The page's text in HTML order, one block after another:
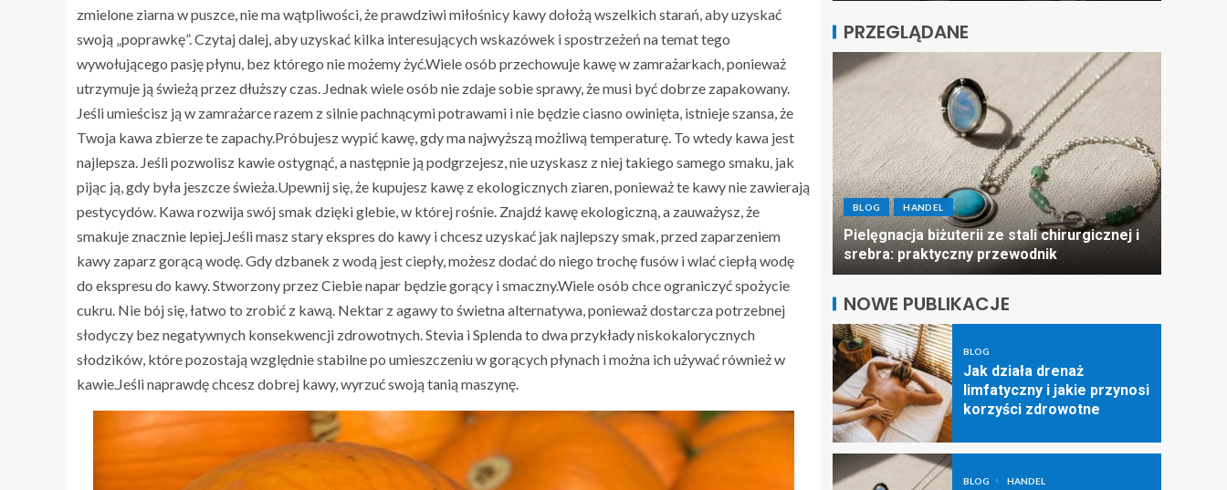
zmielone ziarna w puszce, nie ma wątpliwości, że prawdziwi miłośnicy kawy dołożą wszelkich starań, aby uzyskać
swoją „poprawkę”. Czytaj dalej, aby uzyskać kilka interesujących wskazówek i spostrzeżeń na temat tego
wywołującego pasję płynu, bez którego nie możemy żyć.Wiele osób przechowuje kawę w zamrażarkach, ponieważ
utrzymuje ją świeżą przez dłuższy czas. Jednak wiele osób nie zdaje sobie sprawy, że musi być dobrze zapakowany.
Jeśli umieścisz ją w zamrażarce razem z silnie pachnącymi potrawami i nie będzie ciasno owinięta, istnieje szansa, że ​​
Twoja kawa zbierze te zapachy.Próbujesz wypić kawę, gdy ma najwyższą możliwą temperaturę. To wtedy kawa jest
najlepsza. Jeśli pozwolisz kawie ostygnąć, a następnie ją podgrzejesz, nie uzyskasz z niej takiego samego smaku, jak
pijąc ją, gdy była jeszcze świeża.Upewnij się, że kupujesz kawę z ekologicznych ziaren, ponieważ te kawy nie zawierają
pestycydów. Kawa rozwija swój smak dzięki glebie, w której rośnie. Znajdź kawę ekologiczną, a zauważysz, że
smakuje znacznie lepiej.Jeśli masz stary ekspres do kawy i chcesz uzyskać jak najlepszy smak, przed zaparzeniem
kawy zaparz gorącą wodę. Gdy dzbanek z wodą jest ciepły, możesz dodać do niego trochę fusów i wlać ciepłą wodę
do ekspresu do kawy. Stworzony przez Ciebie napar będzie gorący i smaczny.Wiele osób chce ograniczyć spożycie
cukru. Nie bój się, łatwo to zrobić z kawą. Nektar z agawy to świetna alternatywa, ponieważ dostarcza potrzebnej
słodyczy bez negatywnych konsekwencji zdrowotnych. Stevia i Splenda to dwa przykłady niskokalorycznych
słodzików, które pozostają względnie stabilne po umieszczeniu w gorących płynach i można ich używać również w
kawie.Jeśli naprawdę chcesz dobrej kawy, wyrzuć swoją tanią maszynę.
PRZEGLĄDANE
Dębniki: najbardziej pożądana dzielnica
krakowa, o której nie wiedziałeś!
BLOG
Jak działa drenaż limfatyczny i jakie
przynosi korzyści zdrowotne
BLOG HANDEL
Pielęgnacja biżuterii ze stali chirurgicznej i
srebra: praktyczny przewodnik
NOWE PUBLIKACJE
BLOG
Jak działa drenaż
limfatyczny i jakie przynosi
korzyści zdrowotne
BLOG HANDEL